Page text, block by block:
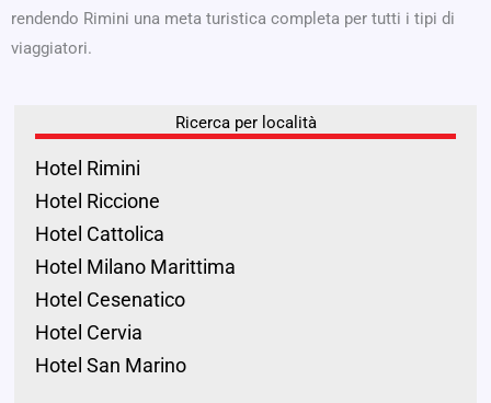
rendendo Rimini una meta turistica completa per tutti i tipi di
viaggiatori.
Ricerca per località
Hotel Rimini
Hotel Riccione
Hotel Cattolica
Hotel Milano Marittima
Hotel Cesenatico
Hotel Cervia
Hotel San Marino